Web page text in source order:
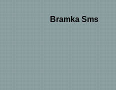
Bramka Sms